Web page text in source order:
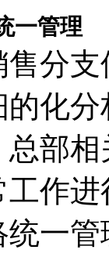
一管理
分
化
部
作
一